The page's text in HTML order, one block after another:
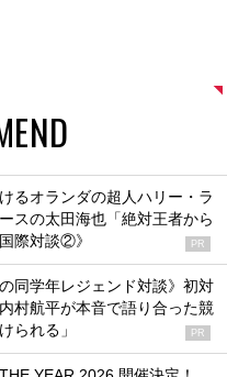
るオランダの超人ハリー・ラ
スの太田海也「絶対王者から
際対談②》
PR
同学年レジェンド対談》初対
村航平が本音で語り合った競
られる」
PR